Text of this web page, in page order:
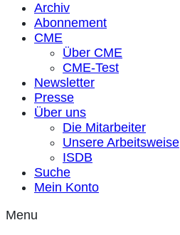
Archiv
Abonnement
CME
Über CME
CME-Test
Newsletter
Presse
Über uns
Die Mitarbeiter
Unsere Arbeitsweise
ISDB
Suche
Mein Konto
Menu